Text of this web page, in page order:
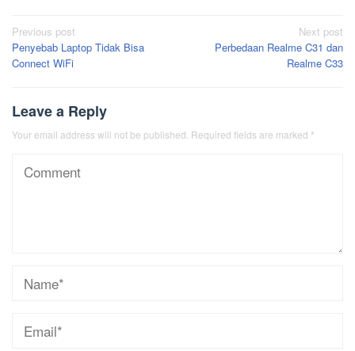
Post
navigation
Previous post
Penyebab Laptop Tidak Bisa
Connect WiFi
Next post
Perbedaan Realme C31 dan
Realme C33
Leave a Reply
Your email address will not be published. Required fields are marked *